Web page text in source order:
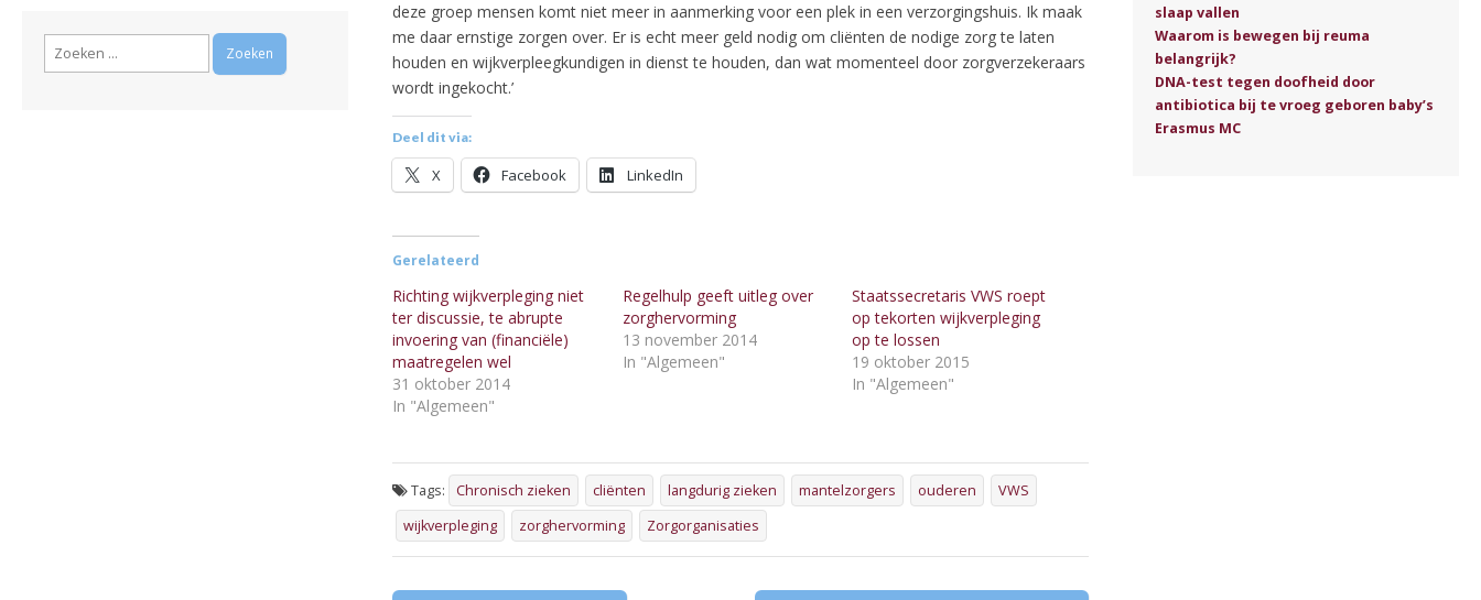
deze groep mensen komt niet meer in aanmerking voor een plek in een verzorgingshuis. Ik maak
me daar ernstige zorgen over. Er is echt meer geld nodig om cliënten de nodige zorg te laten
houden en wijkverpleegkundigen in dienst te houden, dan wat momenteel door zorgverzekeraars
wordt ingekocht.’
Deel dit via:
X Facebook LinkedIn
Gerelateerd
Richting wijkverpleging niet
ter discussie, te abrupte
invoering van (financiële)
maatregelen wel
31 oktober 2014
In "Algemeen"
Regelhulp geeft uitleg over
zorghervorming
13 november 2014
In "Algemeen"
Staatssecretaris VWS roept
op tekorten wijkverpleging
op te lossen
19 oktober 2015
In "Algemeen"
Tags: Chronisch zieken cliënten langdurig zieken mantelzorgers ouderen
VWS
wijkverpleging
zorghervorming Zorgorganisaties
Zoeken
slaap vallen
Waarom is bewegen bij reuma
belangrijk?
DNA-test tegen doofheid door
antibiotica bij te vroeg geboren baby’s
Erasmus MC